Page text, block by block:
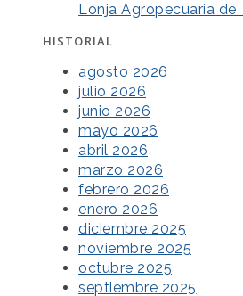
Lonja Agropecuaria de
HISTORIAL
agosto 2026
julio 2026
junio 2026
mayo 2026
abril 2026
marzo 2026
febrero 2026
enero 2026
diciembre 2025
noviembre 2025
octubre 2025
septiembre 2025